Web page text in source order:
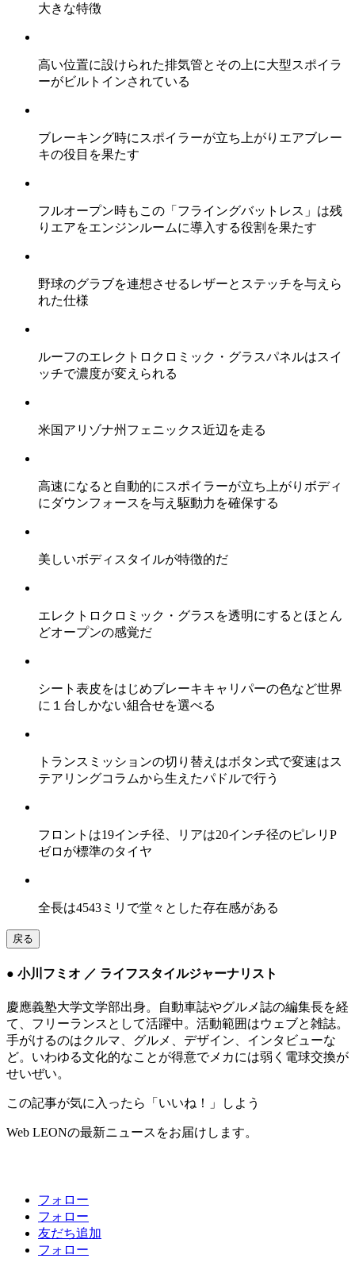
大きな特徴
高い位置に設けられた排気管とその上に大型スポイラ
ーがビルトインされている
ブレーキング時にスポイラーが立ち上がりエアブレー
キの役目を果たす
フルオープン時もこの「フライングバットレス」は残
りエアをエンジンルームに導入する役割を果たす
野球のグラブを連想させるレザーとステッチを与えら
れた仕様
ルーフのエレクトロクロミック・グラスパネルはスイ
ッチで濃度が変えられる
米国アリゾナ州フェニックス近辺を走る
高速になると自動的にスポイラーが立ち上がりボディ
にダウンフォースを与え駆動力を確保する
美しいボディスタイルが特徴的だ
エレクトロクロミック・グラスを透明にするとほとん
どオープンの感覚だ
シート表皮をはじめブレーキキャリパーの色など世界
に１台しかない組合せを選べる
トランスミッションの切り替えはボタン式で変速はス
テアリングコラムから生えたパドルで行う
フロントは19インチ径、リアは20インチ径のピレリP
ゼロが標準のタイヤ
全長は4543ミリで堂々とした存在感がある
戻る
● 小川フミオ ／ ライフスタイルジャーナリスト
慶應義塾大学文学部出身。自動車誌やグルメ誌の編集長を経
て、フリーランスとして活躍中。活動範囲はウェブと雑誌。
手がけるのはクルマ、グルメ、デザイン、インタビューな
ど。いわゆる文化的なことが得意でメカには弱く電球交換が
せいぜい。
この記事が気に入ったら「いいね！」しよう
Web LEONの最新ニュースをお届けします。
フォロー
フォロー
友だち追加
フォロー